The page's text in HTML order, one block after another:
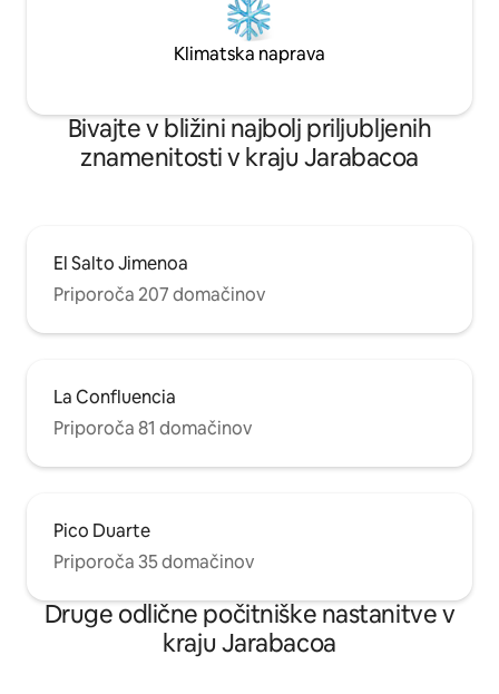
Klimatska naprava
Bivajte v bližini najbolj priljubljenih
znamenitosti v kraju Jarabacoa
El Salto Jimenoa
Priporoča 207 domačinov
La Confluencia
Priporoča 81 domačinov
Pico Duarte
Priporoča 35 domačinov
Druge odlične počitniške nastanitve v
kraju Jarabacoa